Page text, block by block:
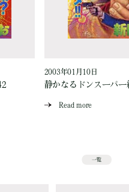
2003年01月10日
静かなるドンスーパー
Read more
一覧